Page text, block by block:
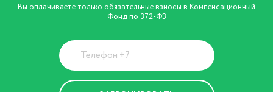
Вы оплачиваете только обязательные взносы в Компенсационный
Фонд по 372-ФЗ